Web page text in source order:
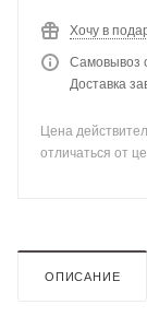
Хочу в
Самовывоз
Доставка
Цена
отличаться от
ОПИСАНИЕ